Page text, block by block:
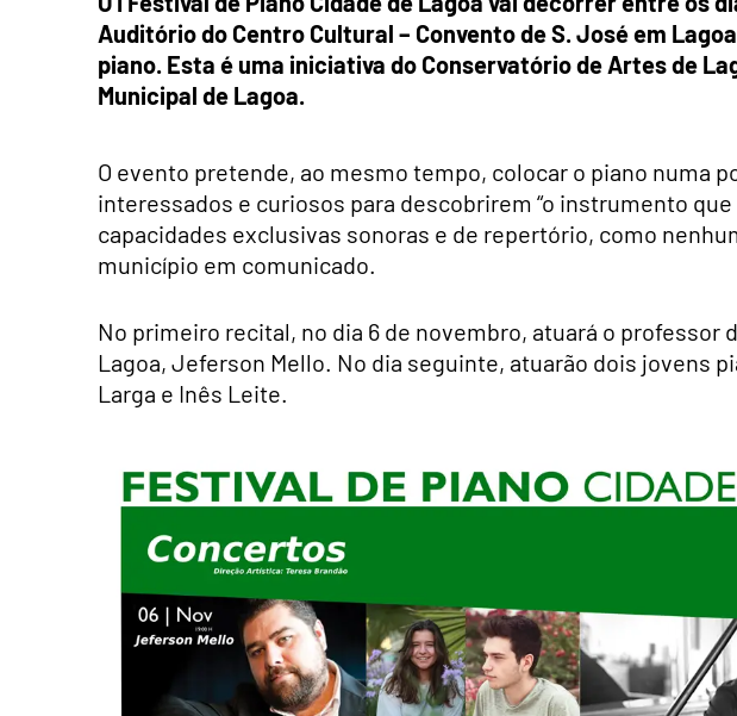
Auditório do Centro Cultural – Convento de S. José em
piano. Esta é uma iniciativa do Conservatório de Artes de
Municipal de Lagoa.
O evento pretende, ao mesmo tempo, colocar o piano numa
interessados e curiosos para descobrirem “o instrumento
capacidades exclusivas sonoras e de repertório, como
município em comunicado.
No primeiro recital, no dia 6 de novembro, atuará o professor
Lagoa, Jeferson Mello. No dia seguinte, atuarão dois jovens
Larga e Inês Leite.